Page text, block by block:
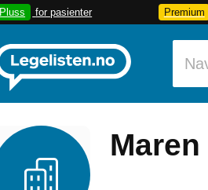
Pluss for pasienter Premium